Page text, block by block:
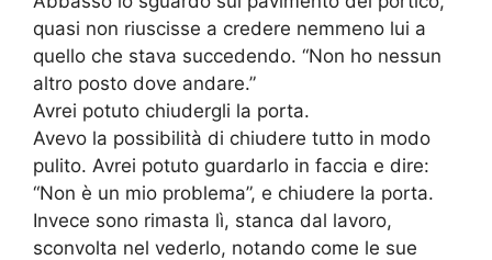
quasi non riuscisse a credere nemmeno lui a
quello che stava succedendo. “Non ho nessun
altro posto dove andare.”
Avrei potuto chiudergli la porta.
Avevo la possibilità di chiudere tutto in modo
pulito. Avrei potuto guardarlo in faccia e dire:
“Non è un mio problema”, e chiudere la porta.
Invece sono rimasta lì, stanca dal lavoro,
sconvolta nel vederlo, notando come le sue